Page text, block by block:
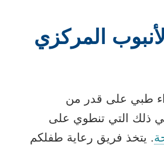
المركزي
طبي على قدر من
ذلك التي تنطوي على
. يتخذ فريق رعاية طفلكم